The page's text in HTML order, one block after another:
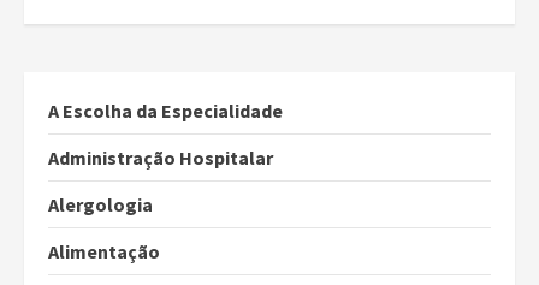
A Escolha da Especialidade
Administração Hospitalar
Alergologia
Alimentação